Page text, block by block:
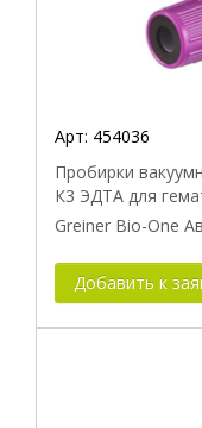
Арт: 454036
Пробирки
К3 ЭДТА для
Greiner Bio-One
Добавить к